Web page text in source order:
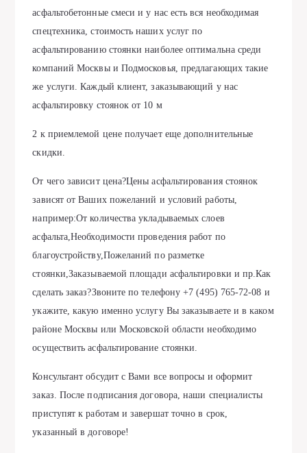
асфальтобетонные смеси и у нас есть вся необходимая
спецтехника, стоимость наших услуг по
асфальтированию стоянки наиболее оптимальна среди
компаний Москвы и Подмосковья, предлагающих такие
же услуги. Каждый клиент, заказывающий у нас
асфальтировку стоянок от 10 м
2 к приемлемой цене получает еще дополнительные
скидки.
От чего зависит цена?Цены асфальтирования стоянок
зависят от Ваших пожеланий и условий работы,
например:От количества укладываемых слоев
асфальта,Необходимости проведения работ по
благоустройству,Пожеланий по разметке
стоянки,Заказываемой площади асфальтировки и пр.Как
сделать заказ?Звоните по телефону +7 (495) 765-72-08 и
укажите, какую именно услугу Вы заказываете и в каком
районе Москвы или Московской области необходимо
осуществить асфальтирование стоянки.
Консультант обсудит с Вами все вопросы и оформит
заказ. После подписания договора, наши специалисты
приступят к работам и завершат точно в срок,
указанный в договоре!